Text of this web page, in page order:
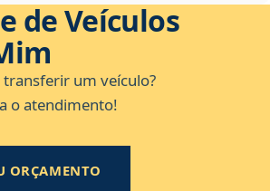
de Veículos
um veículo?
o atendimento!
ORÇAMENTO